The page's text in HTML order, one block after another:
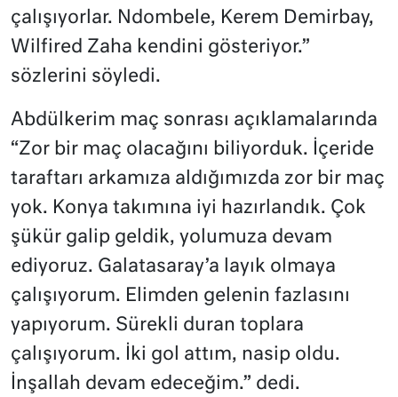
çalışıyorlar. Ndombele, Kerem Demirbay,
Wilfired Zaha kendini gösteriyor.”
sözlerini söyledi.
Abdülkerim maç sonrası açıklamalarında
“Zor bir maç olacağını biliyorduk. İçeride
taraftarı arkamıza aldığımızda zor bir maç
yok. Konya takımına iyi hazırlandık. Çok
şükür galip geldik, yolumuza devam
ediyoruz. Galatasaray’a layık olmaya
çalışıyorum. Elimden gelenin fazlasını
yapıyorum. Sürekli duran toplara
çalışıyorum. İki gol attım, nasip oldu.
İnşallah devam edeceğim.” dedi.